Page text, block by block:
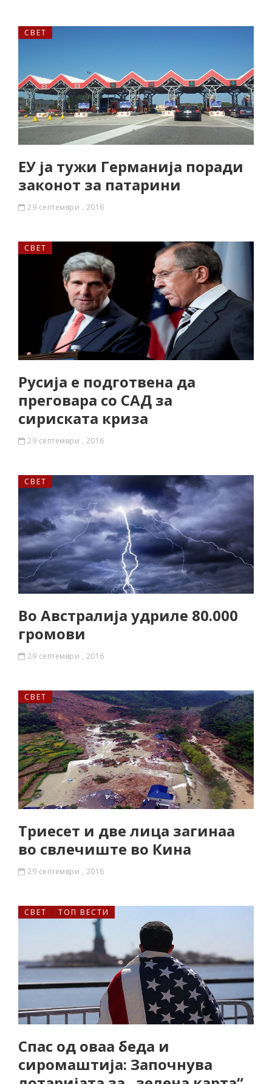
СВЕТ
ЕУ ја тужи Германија поради
законот за патарини
29 септември , 2016
СВЕТ
Русија е подготвена да
преговара со САД за
сириската криза
29 септември , 2016
СВЕТ
Во Австралија удриле 80.000
громови
29 септември , 2016
СВЕТ
Триесет и две лица загинаа
во свлечиште во Кина
29 септември , 2016
СВЕТ ТОП ВЕСТИ
Спас од оваа беда и
сиромаштија: Започнува